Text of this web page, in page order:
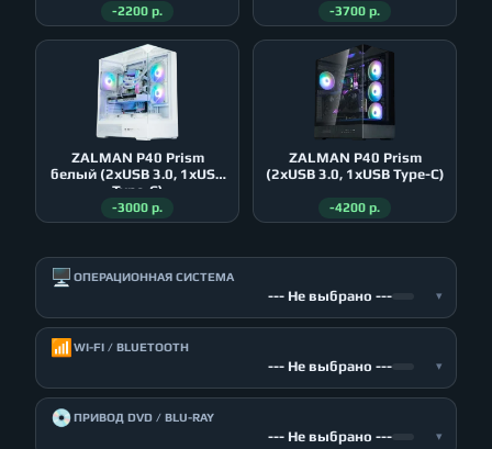
-2200 р. -3700 р.
ZALMAN P40 Prism
белый (2xUSB 3.0, 1xUSB
Type-C)
-3000 р.
ZALMAN P40 Prism
(2xUSB 3.0, 1xUSB Type-C)
-4200 р.
🖥️ ОПЕРАЦИОННАЯ СИСТЕМА
--- Не выбрано --- ▾
📶 WI-FI / BLUETOOTH
--- Не выбрано --- ▾
💿ПРИВОД DVD / BLU-RAY
--- Не выбрано --- ▾